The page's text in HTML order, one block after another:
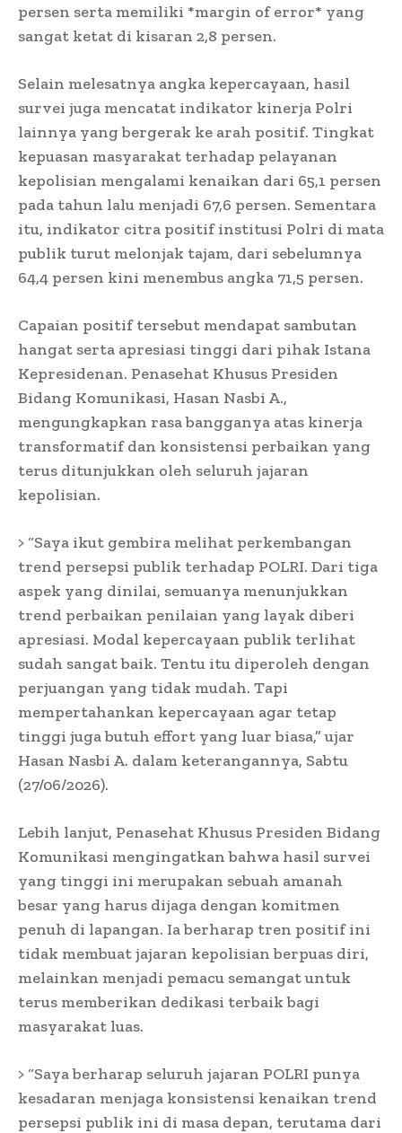
persen serta memiliki *margin of error* yang
sangat ketat di kisaran 2,8 persen.
Selain melesatnya angka kepercayaan, hasil
survei juga mencatat indikator kinerja Polri
lainnya yang bergerak ke arah positif. Tingkat
kepuasan masyarakat terhadap pelayanan
kepolisian mengalami kenaikan dari 65,1 persen
pada tahun lalu menjadi 67,6 persen. Sementara
itu, indikator citra positif institusi Polri di mata
publik turut melonjak tajam, dari sebelumnya
64,4 persen kini menembus angka 71,5 persen.
Capaian positif tersebut mendapat sambutan
hangat serta apresiasi tinggi dari pihak Istana
Kepresidenan. Penasehat Khusus Presiden
Bidang Komunikasi, Hasan Nasbi A.,
mengungkapkan rasa bangganya atas kinerja
transformatif dan konsistensi perbaikan yang
terus ditunjukkan oleh seluruh jajaran
kepolisian.
> “Saya ikut gembira melihat perkembangan
trend persepsi publik terhadap POLRI. Dari tiga
aspek yang dinilai, semuanya menunjukkan
trend perbaikan penilaian yang layak diberi
apresiasi. Modal kepercayaan publik terlihat
sudah sangat baik. Tentu itu diperoleh dengan
perjuangan yang tidak mudah. Tapi
mempertahankan kepercayaan agar tetap
tinggi juga butuh effort yang luar biasa,” ujar
Hasan Nasbi A. dalam keterangannya, Sabtu
(27/06/2026).
Lebih lanjut, Penasehat Khusus Presiden Bidang
Komunikasi mengingatkan bahwa hasil survei
yang tinggi ini merupakan sebuah amanah
besar yang harus dijaga dengan komitmen
penuh di lapangan. Ia berharap tren positif ini
tidak membuat jajaran kepolisian berpuas diri,
melainkan menjadi pemacu semangat untuk
terus memberikan dedikasi terbaik bagi
masyarakat luas.
> “Saya berharap seluruh jajaran POLRI punya
kesadaran menjaga konsistensi kenaikan trend
persepsi publik ini di masa depan, terutama dari